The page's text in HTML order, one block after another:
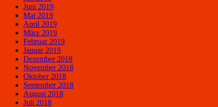
Juni 2019
Mai 2019
April 2019
März 2019
Februar 2019
Januar 2019
Dezember 2018
November 2018
Oktober 2018
September 2018
August 2018
Juli 2018